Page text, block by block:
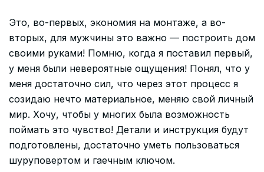
Это, во-первых, экономия на монтаже, а во-
вторых, для мужчины это важно — построить дом
своими руками! Помню, когда я поставил первый,
у меня были невероятные ощущения! Понял, что у
меня достаточно сил, что через этот процесс я
созидаю нечто материальное, меняю свой личный
мир. Хочу, чтобы у многих была возможность
поймать это чувство! Детали и инструкция будут
подготовлены, достаточно уметь пользоваться
шуруповертом и гаечным ключом.